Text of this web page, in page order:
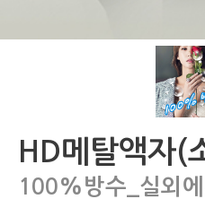
HD메탈액자(
100%방수_실외